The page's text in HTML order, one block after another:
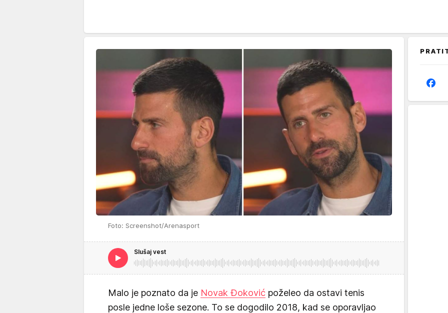
Foto: Screenshot/Arenasport
Slušaj vest
Malo je poznato da je Novak Đoković poželeo da ostavi tenis
posle jedne loše sezone. To se dogodilo 2018, kad se oporavljao